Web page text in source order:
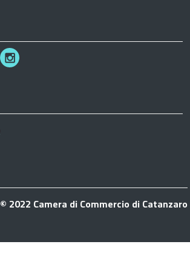
© 2022 Camera di Commercio di Catanzaro